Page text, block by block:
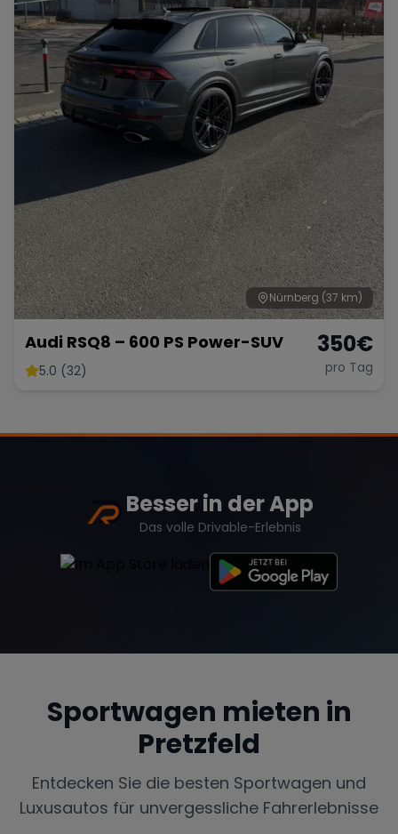
Nürnberg (37 km)
Audi RSQ8 – 600 PS Power-SUV
5.0 (32)
350€
pro Tag
Besser in der App
Das volle Drivable-Erlebnis
Sportwagen mieten in
Pretzfeld
Entdecken Sie die besten Sportwagen und
Luxusautos für unvergessliche Fahrerlebnisse